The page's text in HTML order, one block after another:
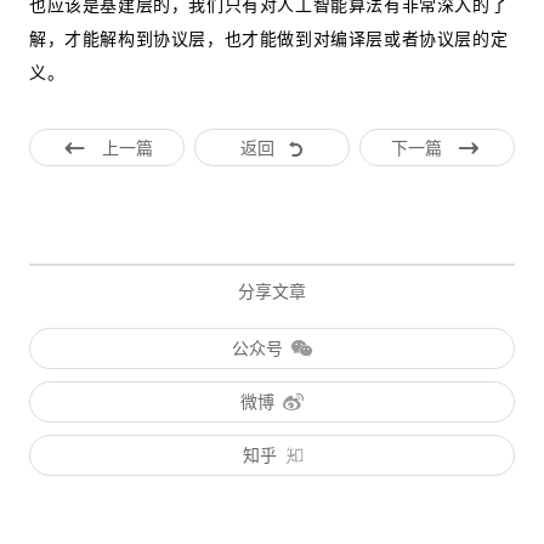
解，才能解构到协议层，也才能做到对编译层或者协议层的定
义。
上一篇 返回 下一篇
分享文章
公众号
微博
知乎